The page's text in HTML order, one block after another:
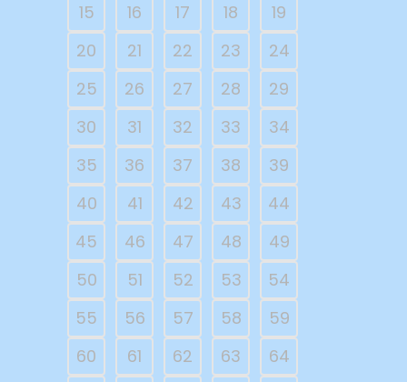
15
16 17 18
19
20
21 22 23
24
25
26 27 28
29
30
31 32 33
34
35
36 37 38
39
40
41 42 43
44
45
46 47 48
49
50
51 52 53
54
55
56 57 58
59
60
61 62 63
64